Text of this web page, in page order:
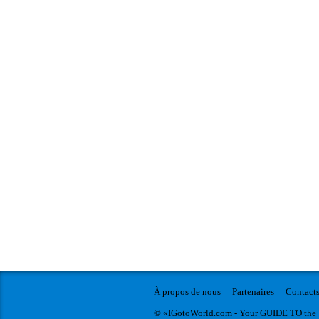
À propos de nous Partenaires
Contacts
© «IGotoWorld.com - Your GUIDE TO the